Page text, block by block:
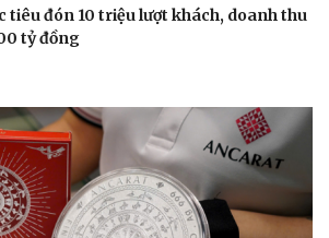
Blog
tiêu đón 10 triệu lượt khách, doanh thu
tỷ đồng